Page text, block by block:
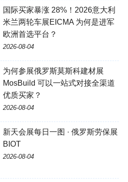
国际买家暴涨 28%！2026意大利
米兰两轮车展EICMA 为何是进军
欧洲首选平台？
2026-08-04
为何参展俄罗斯莫斯科建材展
MosBuild 可以一站式对接全渠道
优质买家？
2026-08-04
新天会展每日一图 · 俄罗斯劳保展
BIOT
2026-08-04